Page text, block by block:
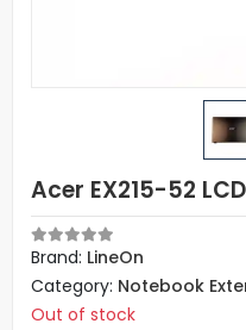
Acer EX215-52
Brand: LineOn
Category: Notebook
Out of stock